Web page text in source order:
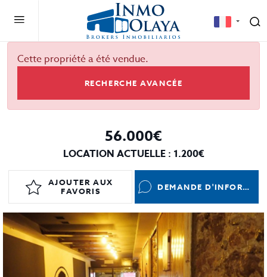
Cette propriété a été vendue.
RECHERCHE AVANCÉE
56.000€
LOCATION ACTUELLE : 1.200€
AJOUTER AUX
FAVORIS
DEMANDE D'INFORMATIONS